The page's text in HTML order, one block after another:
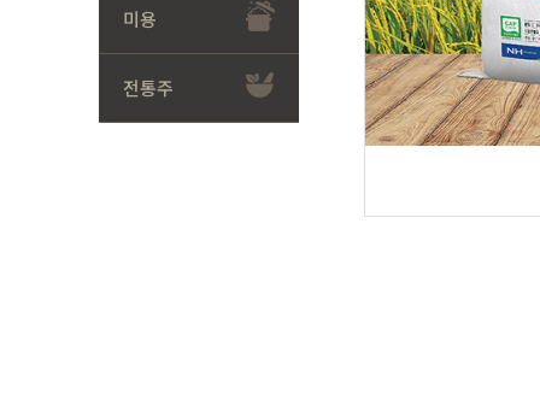
미용
전통주